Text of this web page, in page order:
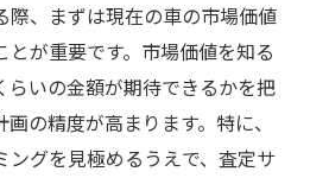
際、まずは現在の車の市場価値
とが重要です。市場価値を知る
らいの金額が期待できるかを把
の精度が高まります。特に、
ングを見極めるうえで、査定サ